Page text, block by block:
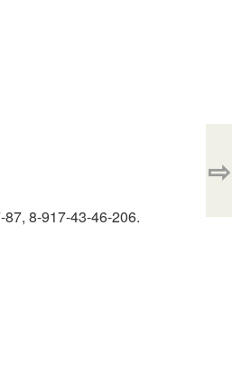
87, 8-917-43-46-206.
⇨